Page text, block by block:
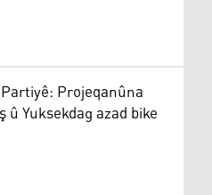
Projeqanûna
Yuksekdag azad bike